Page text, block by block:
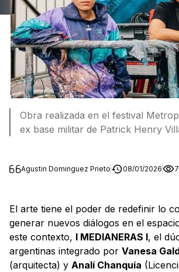
Obra realizada en el festival
ex base militar de Patrick Henry
Agustin Dominguez Prieto 08/01/2026
El arte tiene el poder de redefinir lo
generar nuevos diálogos en el
este contexto, I MEDIANERAS I, el
argentinas integrado por Vanesa
(arquitecta) y Analí Chanquía